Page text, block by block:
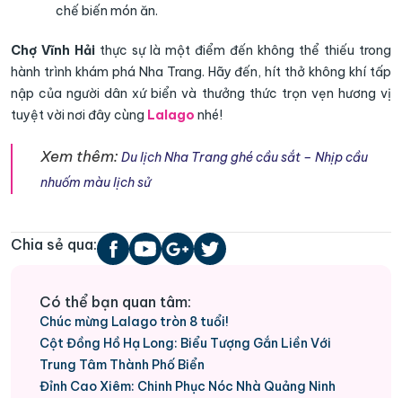
chế biến món ăn.
Chợ Vĩnh Hải thực sự là một điểm đến không thể thiếu trong
hành trình khám phá Nha Trang. Hãy đến, hít thở không khí tấp
nập của người dân xứ biển và thưởng thức trọn vẹn hương vị
tuyệt vời nơi đây cùng Lalago nhé!
Xem thêm:Du lịch Nha Trang ghé cầu sắt – Nhịp cầu
nhuốm màu lịch sử
Chia sẻ qua:
Có thể bạn quan tâm:
Chúc mừng Lalago tròn 8 tuổi!
Cột Đồng Hồ Hạ Long: Biểu Tượng Gắn Liền Với
Trung Tâm Thành Phố Biển
Đỉnh Cao Xiêm: Chinh Phục Nóc Nhà Quảng Ninh